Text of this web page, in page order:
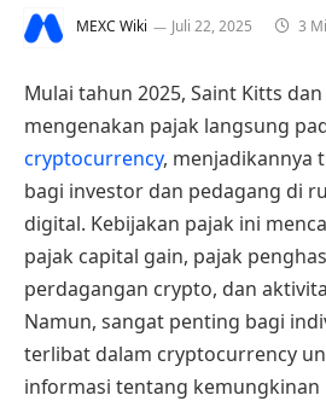
MEXC Wiki Juli 22, 2025 3
Mulai tahun 2025, Saint Kitts
mengenakan pajak langsung
cryptocurrency, menjadikannya
bagi investor dan pedagang di
digital. Kebijakan pajak ini
pajak capital gain, pajak
perdagangan crypto, dan
Namun, sangat penting bagi
terlibat dalam cryptocurrency
informasi tentang